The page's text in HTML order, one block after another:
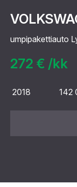
umpipakettiauto
272 € /kk
2018 142